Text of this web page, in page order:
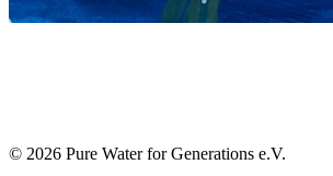
© 2026 Pure Water for Generations e.V.